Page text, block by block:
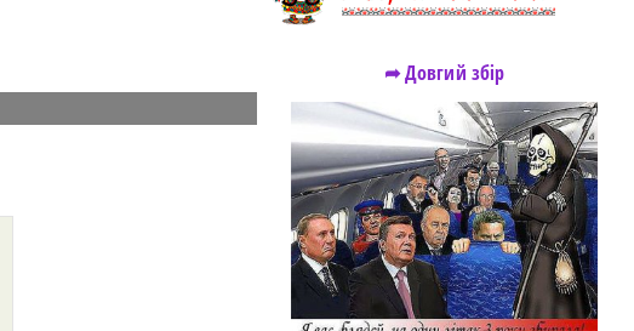
➦ Довгий збір